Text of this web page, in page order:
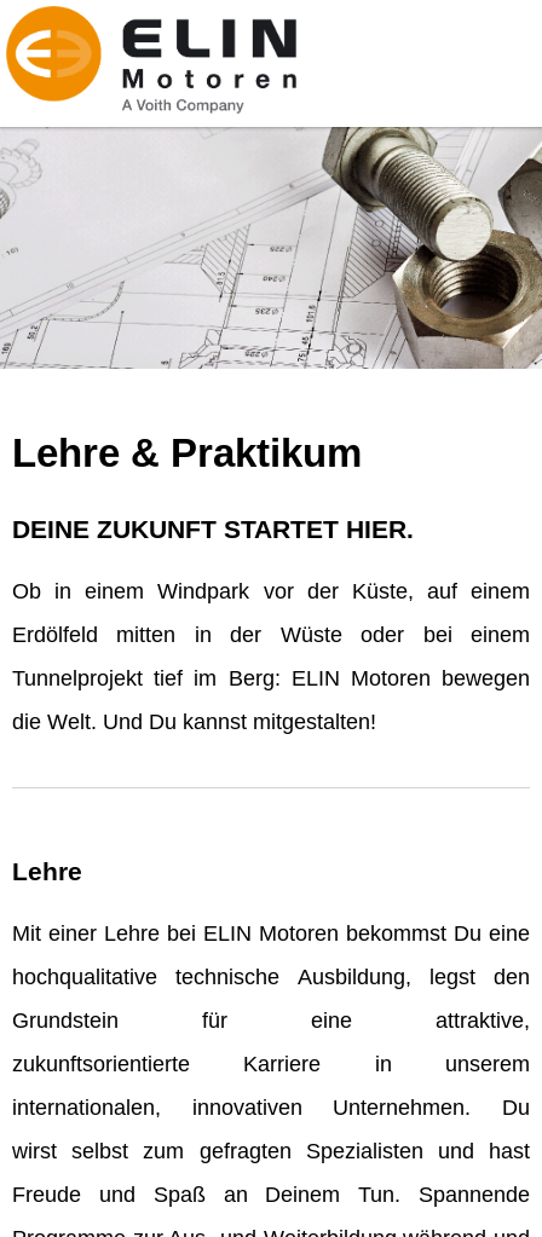
Lehre & Praktikum
DEINE ZUKUNFT STARTET HIER.
Ob in einem Windpark vor der Küste, auf einem
Erdölfeld mitten in der Wüste oder bei einem
Tunnelprojekt tief im Berg: ELIN Motoren bewegen
die Welt. Und Du kannst mitgestalten!
Lehre
Mit einer Lehre bei ELIN Motoren bekommst Du eine
hochqualitative technische Ausbildung, legst den
Grundstein für eine attraktive,
zukunftsorientierte Karriere in unserem
internationalen, innovativen Unternehmen. Du
wirst selbst zum gefragten Spezialisten und hast
Freude und Spaß an Deinem Tun. Spannende